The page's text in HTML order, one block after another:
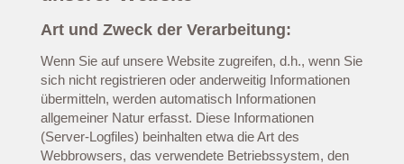
Art und Zweck der Verarbeitung:
Wenn Sie auf unsere Website zugreifen, d.h., wenn Sie
sich nicht registrieren oder anderweitig Informationen
übermitteln, werden automatisch Informationen
allgemeiner Natur erfasst. Diese Informationen
(Server-Logfiles) beinhalten etwa die Art des
Webbrowsers, das verwendete Betriebssystem, den